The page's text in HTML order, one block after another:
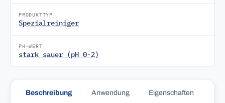
PRODUKTTYP
Spezialreiniger
PH-WERT
stark sauer (pH 0-2)
Beschreibung Anwendung Eigenschaften